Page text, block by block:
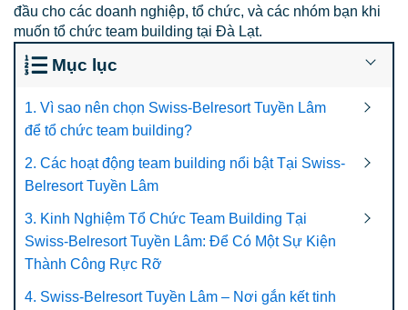
đầu cho các doanh nghiệp, tổ chức, và các nhóm bạn khi
muốn tổ chức team building tại Đà Lạt.
Mục lục
1. Vì sao nên chọn Swiss-Belresort Tuyền Lâm
để tổ chức team building?
2. Các hoạt động team building nổi bật Tại Swiss-
Belresort Tuyền Lâm
3. Kinh Nghiệm Tổ Chức Team Building Tại
Swiss-Belresort Tuyền Lâm: Để Có Một Sự Kiện
Thành Công Rực Rỡ
4. Swiss-Belresort Tuyền Lâm – Nơi gắn kết tinh